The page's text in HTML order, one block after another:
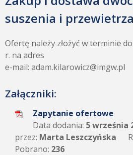
suszenia i
Ofertę należy złożyć w terminie
r. na adres
e-mail: adam.kilarowicz@imgw.pl
Załączniki:
Zapytanie ofertowe
Data dodania: 5 września
przez: Marta Leszczyńska
Pobrano: 236